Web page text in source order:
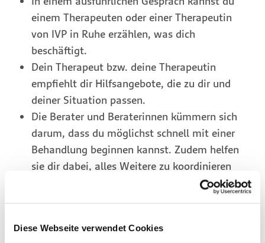
Diese Webseite verwendet Cookies
einem Therapeuten oder einer Therapeutin
von IVP in Ruhe erzählen, was dich
beschäftigt.
Dein Therapeut bzw. deine Therapeutin
empfiehlt dir Hilfsangebote, die zu dir und
deiner Situation passen.
Die Berater und Beraterinnen kümmern sich
darum, dass du möglichst schnell mit einer
Behandlung beginnen kannst. Zudem helfen
sie dir dabei, alles Weitere zu koordinieren
und stehen dir für Fragen zur Verfügung.
Gemeinsam stark für deine Gesundheit